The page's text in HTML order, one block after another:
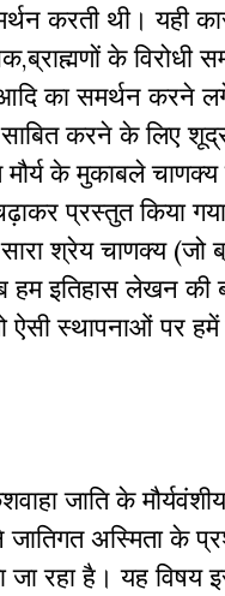
करती थी। यही
के विरोधी
का समर्थन करने
करने के लिए
के मुकाबले चाणक्य
प्रस्तुत किया गया
श्रेय चाणक्य (जो
इतिहास लेखन की
स्थापनाओं पर हमें
जाति के
अस्मिता के
जा रहा है। यह विषय